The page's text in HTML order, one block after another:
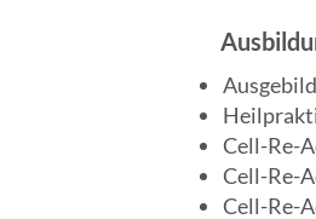
Cell-Re-
Cell-Re-
Cell-Re-